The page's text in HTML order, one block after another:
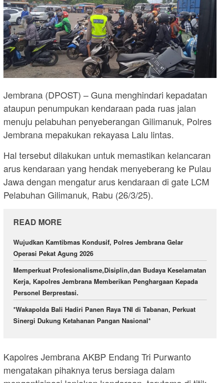
Jembrana (DPOST) – Guna menghindari kepadatan
ataupun penumpukan kendaraan pada ruas jalan
menuju pelabuhan penyeberangan Gilimanuk, Polres
Jembrana mepakukan rekayasa Lalu lintas.
Hal tersebut dilakukan untuk memastikan kelancaran
arus kendaraan yang hendak menyeberang ke Pulau
Jawa dengan mengatur arus kendaraan di gate LCM
Pelabuhan Gilimanuk, Rabu (26/3/25).
READ MORE
Wujudkan Kamtibmas Kondusif, Polres Jembrana Gelar
Operasi Pekat Agung 2026
Memperkuat Profesionalisme,Disiplin,dan Budaya Keselamatan
Kerja, Kapolres Jembrana Memberikan Penghargaan Kepada
Personel Berprestasi.
*Wakapolda Bali Hadiri Panen Raya TNI di Tabanan, Perkuat
Sinergi Dukung Ketahanan Pangan Nasional*
Kapolres Jembrana AKBP Endang Tri Purwanto
mengatakan pihaknya terus bersiaga dalam